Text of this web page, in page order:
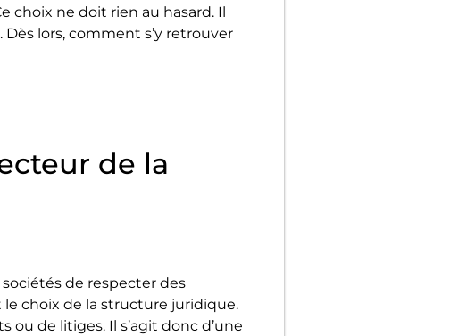
choix ne doit rien au hasard. Il
lors, comment s’y retrouver
de la
de respecter des
choix de la structure juridique.
de litiges. Il s’agit donc d’une